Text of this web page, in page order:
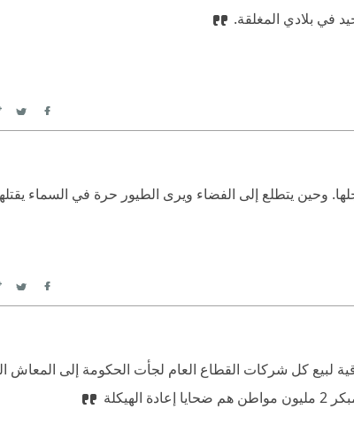
في بلادي المغلقة.
وحين يتطلع إلى الفضاء ويرى الطيور حرة في السماء
لبيع كل شركات القطاع العام لجأت الحكومة إلى المعاش